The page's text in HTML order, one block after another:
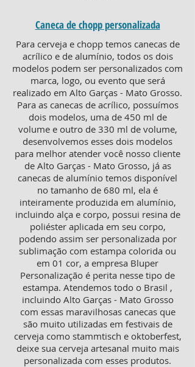
Caneca de chopp personalizada
Para cerveja e chopp temos canecas de
acrílico e de alumínio, todos os dois
modelos podem ser personalizados com
marca, logo, ou evento que será
realizado em Alto Garças - Mato Grosso.
Para as canecas de acrílico, possuímos
dois modelos, uma de 450 ml de
volume e outro de 330 ml de volume,
desenvolvemos esses dois modelos
para melhor atender você nosso cliente
de Alto Garças - Mato Grosso, já as
canecas de alumínio temos disponível
no tamanho de 680 ml, ela é
inteiramente produzida em alumínio,
incluindo alça e corpo, possui resina de
poliéster aplicada em seu corpo,
podendo assim ser personalizada por
sublimação com estampa colorida ou
em 01 cor, a empresa Bluper
Personalização é perita nesse tipo de
estampa. Atendemos todo o Brasil ,
incluindo Alto Garças - Mato Grosso
com essas maravilhosas canecas que
são muito utilizadas em festivais de
cerveja como stammtisch e oktoberfest,
deixe sua cerveja artesanal muito mais
personalizada com esses produtos.